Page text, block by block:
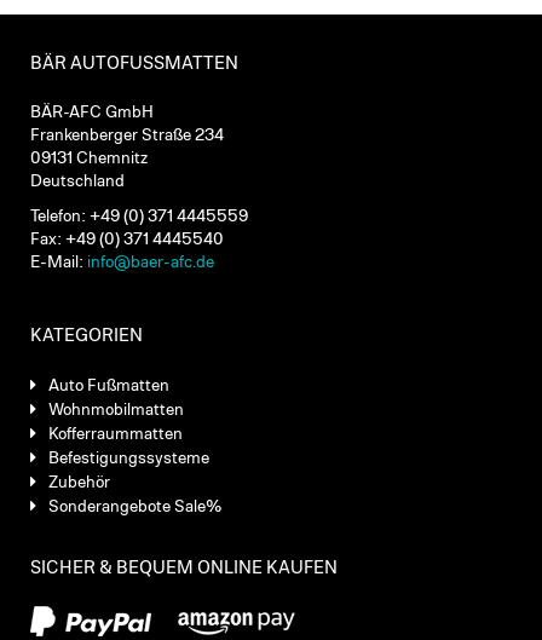
BÄR AUTOFUSSMATTEN
BÄR-AFC GmbH
Frankenberger Straße 234
09131 Chemnitz
Deutschland
Telefon: +49 (0) 371 4445559
Fax: +49 (0) 371 4445540
E-Mail: info@baer-afc.de
KATEGORIEN
Auto Fußmatten
Wohnmobilmatten
Kofferraummatten
Befestigungssysteme
Zubehör
Sonderangebote Sale%
SICHER & BEQUEM ONLINE KAUFEN